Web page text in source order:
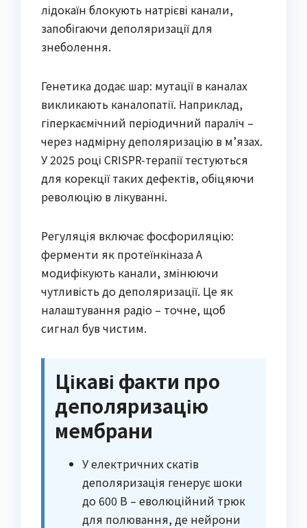
лідокаїн блокують натрієві канали,
запобігаючи деполяризації для
знеболення.
Генетика додає шар: мутації в каналах
викликають каналопатії. Наприклад,
гіперкаємічний періодичний параліч –
через надмірну деполяризацію в м’язах.
У 2025 році CRISPR-терапії тестуються
для корекції таких дефектів, обіцяючи
революцію в лікуванні.
Регуляція включає фосфориляцію:
ферменти як протеїнкіназа A
модифікують канали, змінюючи
чутливість до деполяризації. Це як
налаштування радіо – точне, щоб
сигнал був чистим.
Цікаві факти про
деполяризацію
мембрани
У електричних скатів
деполяризація генерує шоки
до 600 В – еволюційний трюк
для полювання, де нейрони